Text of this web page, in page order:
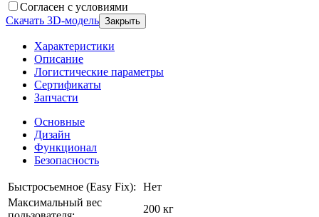
Согласен с условиями
Скачать 3D-модель Закрыть
Характеристики
Описание
Логистические параметры
Сертификаты
Запчасти
Основные
Дизайн
Функционал
Безопасность
Быстросъемное (Easy Fix):
Нет
Максимальный вес
200 кг